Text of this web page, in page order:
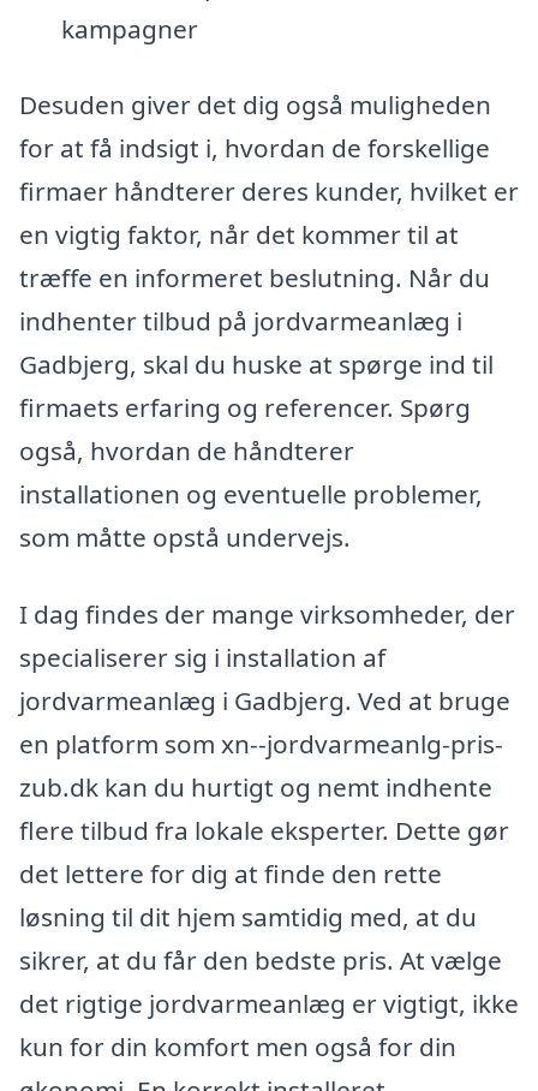
kampagner
Desuden giver det dig også muligheden
for at få indsigt i, hvordan de forskellige
firmaer håndterer deres kunder, hvilket er
en vigtig faktor, når det kommer til at
træffe en informeret beslutning. Når du
indhenter tilbud på jordvarmeanlæg i
Gadbjerg, skal du huske at spørge ind til
firmaets erfaring og referencer. Spørg
også, hvordan de håndterer
installationen og eventuelle problemer,
som måtte opstå undervejs.
I dag findes der mange virksomheder, der
specialiserer sig i installation af
jordvarmeanlæg i Gadbjerg. Ved at bruge
en platform som xn--jordvarmeanlg-pris-
zub.dk kan du hurtigt og nemt indhente
flere tilbud fra lokale eksperter. Dette gør
det lettere for dig at finde den rette
løsning til dit hjem samtidig med, at du
sikrer, at du får den bedste pris. At vælge
det rigtige jordvarmeanlæg er vigtigt, ikke
kun for din komfort men også for din